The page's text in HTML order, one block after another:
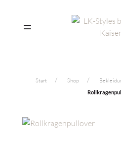
Start Shop